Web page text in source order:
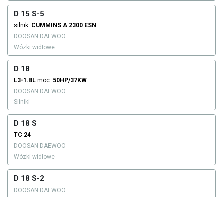
D 15 S-5
silnik: CUMMINS A 2300 ESN
DOOSAN DAEWOO
Wózki widłowe
D 18
L3-1.8L moc: 50HP/37KW
DOOSAN DAEWOO
Silniki
D 18 S
TC 24
DOOSAN DAEWOO
Wózki widłowe
D 18 S-2
DOOSAN DAEWOO